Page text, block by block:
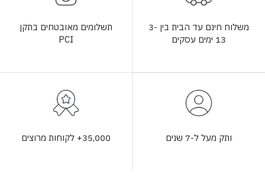
משלוח חינם עד הבית בין 3-
13 ימים עסקים
תשלומים מאובטחים בתקן
PCI
ותק מעל ל-7 שנים 35,000+ לקוחות מרוצים